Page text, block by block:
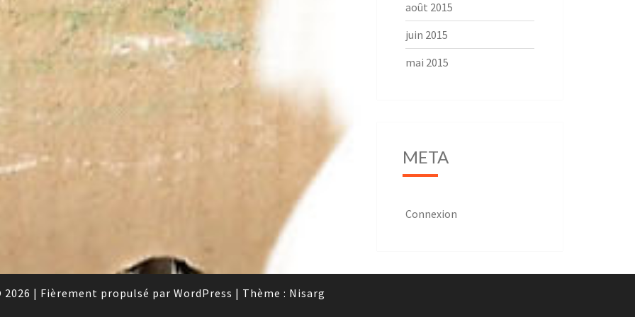
août 2015
juin 2015
mai 2015
META
Connexion
2026 | Fièrement propulsé par WordPress | Thème : Nisarg